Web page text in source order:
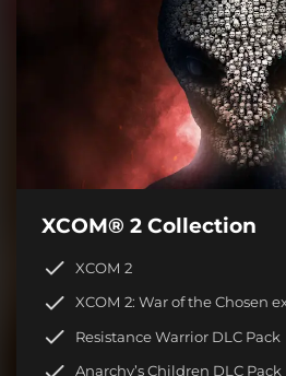
XCOM® 2 Collection
XCOM 2
XCOM 2: War of the Chosen
Resistance Warrior DLC Pack
Anarchy’s Children DLC Pack